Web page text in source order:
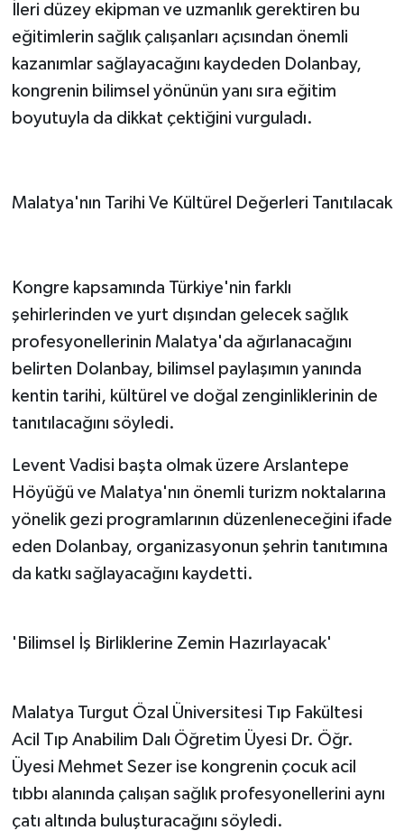
İleri düzey ekipman ve uzmanlık gerektiren bu
eğitimlerin sağlık çalışanları açısından önemli
kazanımlar sağlayacağını kaydeden Dolanbay,
kongrenin bilimsel yönünün yanı sıra eğitim
boyutuyla da dikkat çektiğini vurguladı.
Malatya'nın Tarihi Ve Kültürel Değerleri Tanıtılacak
Kongre kapsamında Türkiye'nin farklı
şehirlerinden ve yurt dışından gelecek sağlık
profesyonellerinin Malatya'da ağırlanacağını
belirten Dolanbay, bilimsel paylaşımın yanında
kentin tarihi, kültürel ve doğal zenginliklerinin de
tanıtılacağını söyledi.
Levent Vadisi başta olmak üzere Arslantepe
Höyüğü ve Malatya'nın önemli turizm noktalarına
yönelik gezi programlarının düzenleneceğini ifade
eden Dolanbay, organizasyonun şehrin tanıtımına
da katkı sağlayacağını kaydetti.
'Bilimsel İş Birliklerine Zemin Hazırlayacak'
Malatya Turgut Özal Üniversitesi Tıp Fakültesi
Acil Tıp Anabilim Dalı Öğretim Üyesi Dr. Öğr.
Üyesi Mehmet Sezer ise kongrenin çocuk acil
tıbbı alanında çalışan sağlık profesyonellerini aynı
çatı altında buluşturacağını söyledi.